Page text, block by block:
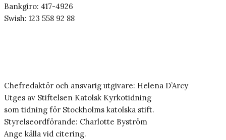
Bankgiro: 417-4926
Swish: 123 558 92 88
Chefredaktör och ansvarig utgivare: Helena D’Arcy
Utges av Stiftelsen Katolsk Kyrkotidning
som tidning för Stockholms katolska stift.
Styrelseordförande: Charlotte Byström
Ange källa vid citering.